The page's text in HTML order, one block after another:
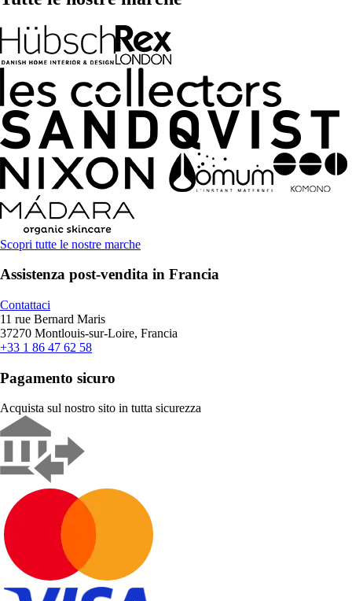
Scopri tutte le nostre marche
Assistenza post-vendita in Francia
Contattaci
11 rue Bernard Maris
37270 Montlouis-sur-Loire, Francia
+33 1 86 47 62 58
Pagamento sicuro
Acquista sul nostro sito in tutta sicurezza